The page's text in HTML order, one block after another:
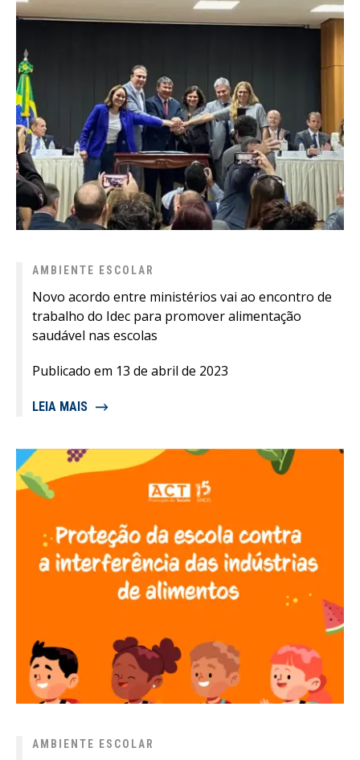
AMBIENTE ESCOLAR
Novo acordo entre ministérios vai ao encontro de
trabalho do Idec para promover alimentação
saudável nas escolas
Publicado em 13 de abril de 2023
LEIA MAIS
AMBIENTE ESCOLAR